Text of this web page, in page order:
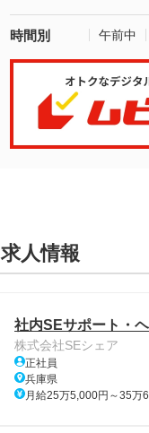
時間別 午前中
求人情報
社内SEサポート・
株式会社SEシェア
正社員
兵庫県
月給25万5,000円～35万